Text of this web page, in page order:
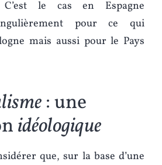
C’est le cas en Espagne
pour ce qui
mais aussi pour le Pays
: une
idéologique
que, sur la base d’une